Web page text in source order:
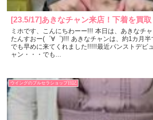
[23.5/17]あきなチャン来店！下着を買取
ミホです、こんにちわーー!!! 本日は、あきなチ
たんすおー(゜∀゜)!!! あきなチャンは、約1カ月
でも早めに来てくれました!!!!!最近パンストデビ
ャン・・・でも...
ウイングのブルセラショップ日記